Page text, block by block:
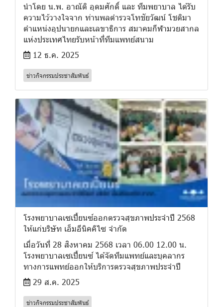
นำโดย น.พ. อาณัติ อุดมศักดิ์ และ ทีมพยาบาล ได้รับ
ความไว้วางใจจาก ท่านพลตำรวจโทชัยวัฒน์ โชติมา
ตำแหน่งอุปนายกและเลขาธิการ สมาคมกีฬามวยสากล
แห่งประเทศไทยรับหน้าที่ทีมแพทย์สนาม
12 ธ.ค. 2025
ข่าวกิจกรรมประชาสัมพันธ์
โรงพยาบาลเซเปี้ยนซ์ออกตรวจสุขภาพประจำปี 2568
ให้แก่บริษัท เอ็มอีนิคคิไซ จำกัด
เมื่อวันที่ 28 สิงหาคม 2568 เวลา 06.00 12.00 น.
โรงพยาบาลเซเปี้ยนซ์ ได้จัดทีมแพทย์และบุคลากร
ทางการแพทย์ออกให้บริการตรวจสุขภาพประจำปี
29 ส.ค. 2025
ข่าวกิจกรรมประชาสัมพันธ์